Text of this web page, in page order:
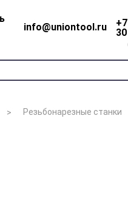
info@uniontool.ru
30
Резьбонарезные станки